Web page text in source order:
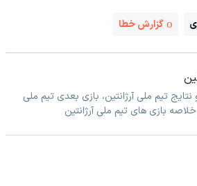
گزارش خطا
تیم ملی آرژانتین، بازی بعدی تیم ملی
خلاصه بازی های تیم ملی آرژانتین